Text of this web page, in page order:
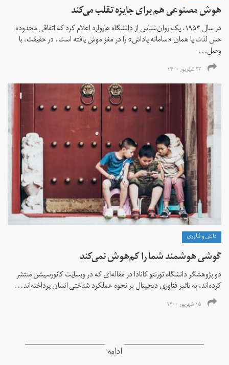
هوش مصنوعی هم برای جایزه تقلب می‌کند
در سال ۱۹۵۳، یک روان‌شناس از دانشگاه هاروارد اعلام کرد که اتفاقی محدوده
حس لذت یا همان «سامانه پاداش» را در مغز موش یافته است. در حقیقت، با
وصل...
۲۳ شهریور ۱۴۰۰
دانش و فناوری
گوشی هوشمند شما را کم‌هوش‌ نمی‌کند
دو پژوهشگر دانشگاه تورنتو کانادا در مقاله‌ای که در وبسایت کانورسیشن منتشر
کرده‌اند، به تاثیر فناوری دیجیتال بر نحوه عملکرد شناختی انسان پرداخته‌اند...
۱۵ شهریور ۱۴۰۰
ادامه